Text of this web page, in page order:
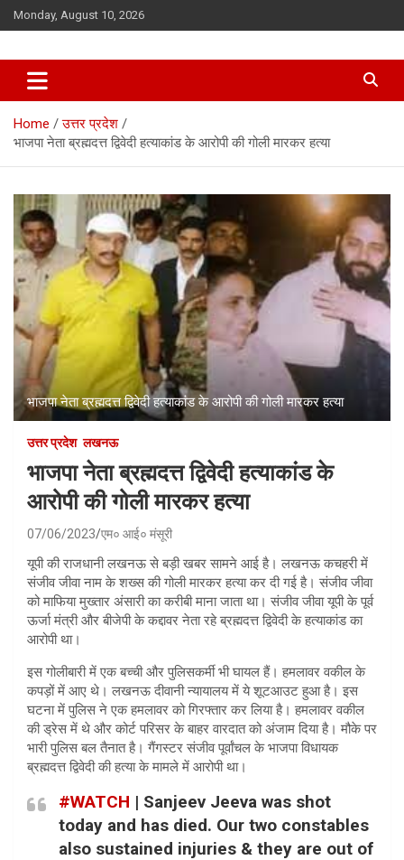
Skip
to
Monday, August 10, 2026
Home
उत्तर प्रदेश
भाजपा नेता ब्रह्मदत्त द्विवेदी हत्याकांड के आरोपी की गोली मारकर हत्या
भाजपा नेता ब्रह्मदत्त द्विवेदी हत्याकांड के आरोपी की गोली मारकर हत्या
उत्तर प्रदेश लखनऊ
भाजपा नेता ब्रह्मदत्त द्विवेदी हत्याकांड के
आरोपी की गोली मारकर हत्या
07/06/2023 एम० आई० मंसूरी
यूपी की राजधानी लखनऊ से बड़ी खबर सामने आई है। लखनऊ कचहरी में
संजीव जीवा नाम के शख्स की गोली मारकर हत्या कर दी गई है। संजीव जीवा
को माफिया मुख्तार अंसारी का करीबी माना जाता था। संजीव जीवा यूपी के पूर्व
ऊर्जा मंत्री और बीजेपी के कद्दावर नेता रहे ब्रह्मदत्त द्विवेदी के हत्याकांड का
आरोपी था।
इस गोलीबारी में एक बच्ची और पुलिसकर्मी भी घायल हैं। हमलावर वकील के
कपड़ों में आए थे। लखनऊ दीवानी न्यायालय में ये शूटआउट हुआ है। इस
घटना में पुलिस ने एक हमलावर को गिरफ्तार कर लिया है। हमलावर वकील
की ड्रेस में थे और कोर्ट परिसर के बाहर वारदात को अंजाम दिया है। मौके पर
भारी पुलिस बल तैनात है। गैंगस्टर संजीव पूर्वांचल के भाजपा विधायक
ब्रह्मदत्त द्विवेदी की हत्या के मामले में आरोपी था।
#WATCH | Sanjeev Jeeva was shot
today and has died. Our two constables
also sustained injuries & they are out of